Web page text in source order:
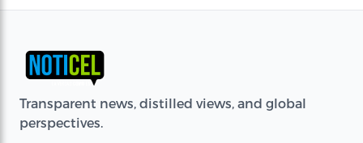
Transparent news, distilled views, and global
perspectives.